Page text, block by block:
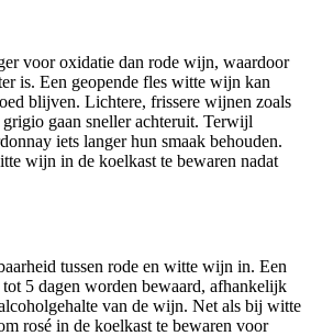
voor oxidatie dan rode wijn, waardoor
is. Een geopende fles witte wijn kan
blijven. Lichtere, frissere wijnen zoals
gaan sneller achteruit. Terwijl
iets langer hun smaak behouden.
wijn in de koelkast te bewaren nadat
tussen rode en witte wijn in. Een
5 dagen worden bewaard, afhankelijk
van de wijn. Net als bij witte
rosé in de koelkast te bewaren voor